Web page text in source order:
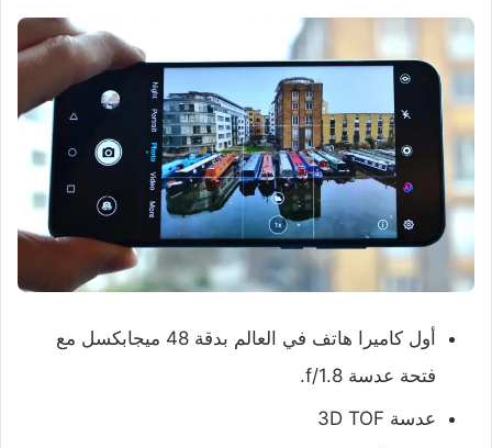
أول كاميرا هاتف في العالم بدقة 48 ميجابكسل مع
فتحة عدسة f/1.8.
عدسة 3D TOF